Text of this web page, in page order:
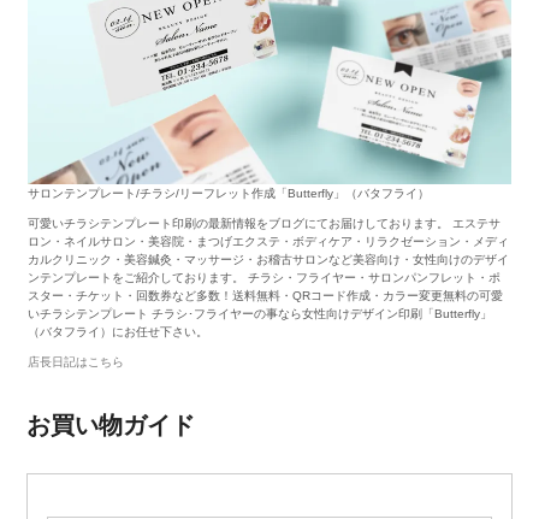
サロンテンプレート/チラシ/リーフレット作成「Butterfly」（バタフライ）
可愛いチラシテンプレート印刷の最新情報をブログにてお届けしております。 エステサ
ロン・ネイルサロン・美容院・まつげエクステ・ボディケア・リラクゼーション・メディ
カルクリニック・美容鍼灸・マッサージ・お稽古サロンなど美容向け・女性向けのデザイ
ンテンプレートをご紹介しております。 チラシ・フライヤー・サロンパンフレット・ポ
スター・チケット・回数券など多数！送料無料・QRコード作成・カラー変更無料の可愛
いチラシテンプレート チラシ･フライヤーの事なら女性向けデザイン印刷「Butterfly」
（バタフライ）にお任せ下さい。
店長日記はこちら
お買い物ガイド